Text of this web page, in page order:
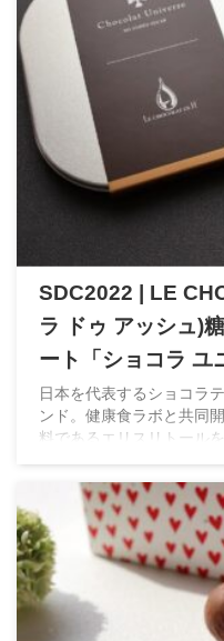
SDC2022 | LE
ラ ドゥ アッシュ)
ート「ショコラ ユ
日本を代表するショコラ
ンド。健康食ラボと共同
料であるエリスリトール